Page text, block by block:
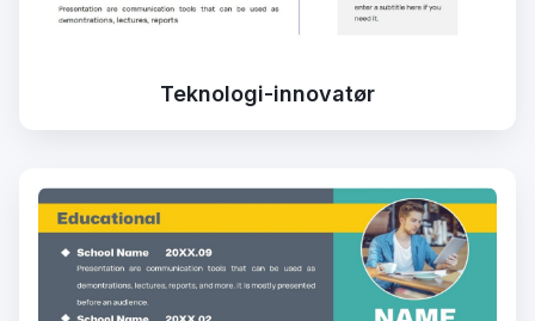
Teknologi-innovatør